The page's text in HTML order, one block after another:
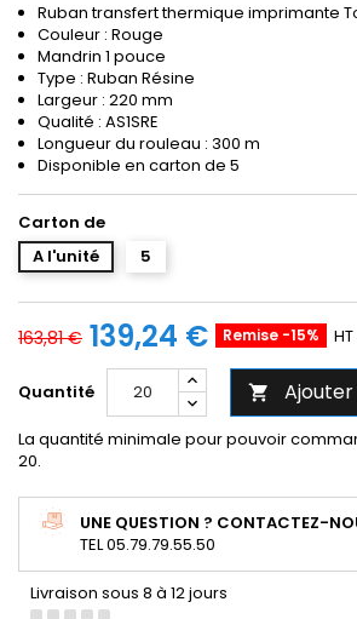
Ruban transfert thermique imprimante
Couleur : Rouge
Mandrin 1 pouce
Type : Ruban Résine
Largeur : 220 mm
Qualité : AS1SRE
Longueur du rouleau : 300 m
Disponible en carton de 5
Carton de
A l'unité
5
163,81 € 139,24 € Remise -15% HT
Quantité 
La quantité minimale pour pouvoir
20.
UNE QUESTION ? CONTACTEZ-
TEL 05.79.79.55.50
Livraison sous 8 à 12 jours